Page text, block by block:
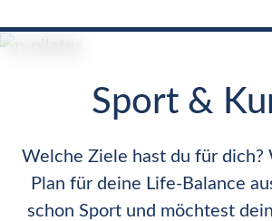
Sport &
Welche Ziele hast du für dich?
Plan für deine Life-Balance
schon Sport und möchtest